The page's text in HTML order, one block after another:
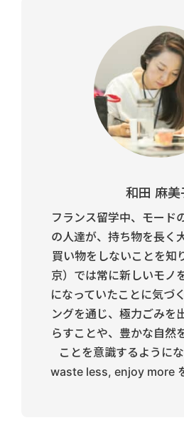
和田 麻美
フランス留学中、モード
の人達が、持ち物を長く
買い物をしないことを知
京）では常に新しいモノ
になっていたことに気づ
ングを通じ、極力ごみを
らすことや、豊かな自然
ことを意識するように
waste less, enjoy more